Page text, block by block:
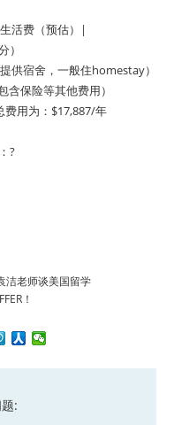
活费（预估）|
宿舍，一般住homestay）
保险等其他费用）
用为：$17,887/年
?
洁老师谈美国留学
！
: